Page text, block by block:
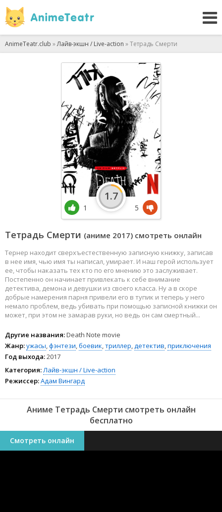
AnimeTeatr.club »Лайв-экшн / Live-action » Тетрадь Смерти
Тетрадь Смерти (аниме 2017) смотреть онлайн
Тернер находит сверхъестественную записную книжку, записав
в нее имя, чью имя ты написал, умирает. И наш герой использует
ее, чтобы наказать тех кто по его мнению это заслуживает.
Постепенно он начинает привлекать к себе внимание
детектива, демона и девушки из своего класса. Ну а в скоре
добрые намерения парня привели его в тупик и теперь у него
немало проблем, ведь убивать при помощью записной книжки он
может, при этом не замарав руки, но ведь он сам смертный...
Другие названия:Death Note movie
Жанр:ужасы,фэнтези,боевик,триллер,детектив,приключения
Год выхода:2017
Категория:Лайв-экшн / Live-action
Режиссер:Адам Вингард
1
1.7
5
Аниме Тетрадь Смерти смотреть онлайн
бесплатно
Смотреть онлайн